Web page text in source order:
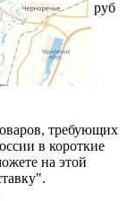
руб
требующих
в короткие
на этой